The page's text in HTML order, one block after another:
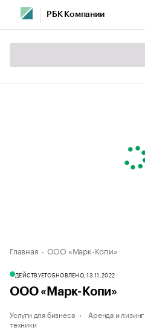
РБК Компании
Главная ООО «Марк-Копи»
ДЕЙСТВУЕТОБНОВЛЕНО, 13.11.2022
ООО «Марк-Копи»
Услуги для бизнеса Аренда и лизинг
техники